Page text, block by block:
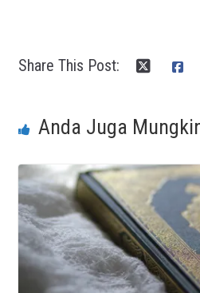
Share This Post:
Anda Juga